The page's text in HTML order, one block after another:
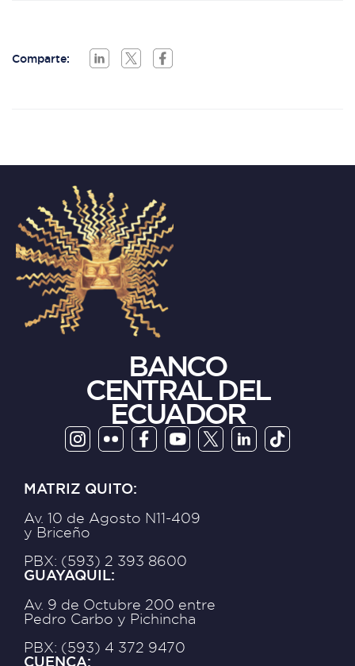
Comparte:
BANCO
CENTRAL DEL
ECUADOR
MATRIZ QUITO:
Av. 10 de Agosto N11-409
y Briceño
PBX: (593) 2 393 8600
GUAYAQUIL:
Av. 9 de Octubre 200 entre
Pedro Carbo y Pichincha
PBX: (593) 4 372 9470
CUENCA: